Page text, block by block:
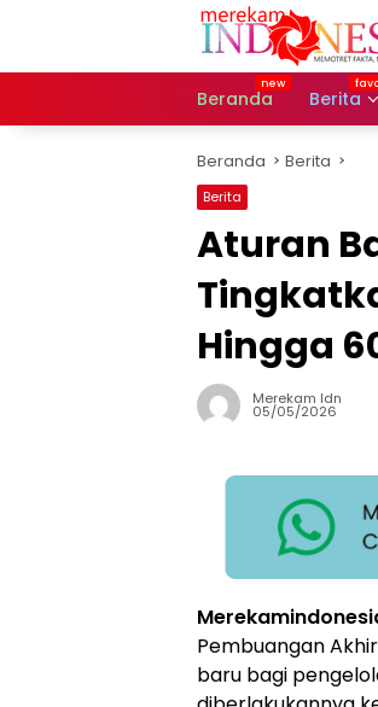
Beranda Berita
Beranda Berita
Berita
Aturan
Hingga
Merekam Idn
05/05/2026
Pembuangan
baru bagi